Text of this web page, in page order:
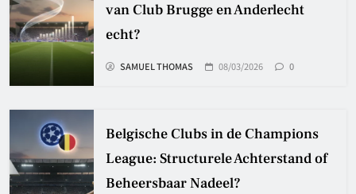
van Club Brugge en Anderlecht
echt?
SAMUEL THOMAS 08/03/2026 0
Belgische Clubs in de Champions
League: Structurele Achterstand of
Beheersbaar Nadeel?